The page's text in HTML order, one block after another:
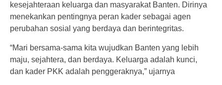
kesejahteraan keluarga dan masyarakat Banten. Dirinya
menekankan pentingnya peran kader sebagai agen
perubahan sosial yang berdaya dan berintegritas.
“Mari bersama-sama kita wujudkan Banten yang lebih
maju, sejahtera, dan berdaya. Keluarga adalah kunci,
dan kader PKK adalah penggeraknya,” ujarnya